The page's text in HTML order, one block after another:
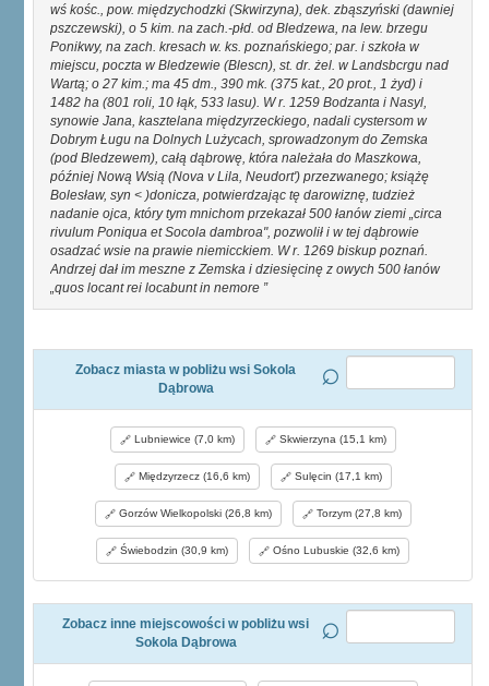
wś kośc., pow. międzychodzki (Skwirzyna), dek. zbąszyński (dawniej
pszczewski), o 5 kim. na zach.-płd. od Bledzewa, na lew. brzegu
Ponikwy, na zach. kresach w. ks. poznańskiego; par. i szkoła w
miejscu, poczta w Bledzewie (Blescn), st. dr. żel. w Landsbcrgu nad
Wartą; o 27 kim.; ma 45 dm., 390 mk. (375 kat., 20 prot., 1 żyd) i
1482 ha (801 roli, 10 łąk, 533 lasu). W r. 1259 Bodzanta i Nasyl,
synowie Jana, kasztelana międzyrzeckiego, nadali cystersom w
Dobrym Ługu na Dolnych Lużycach, sprowadzonym do Zemska
(pod Bledzewem), całą dąbrowę, która należała do Maszkowa,
później Nową Wsią (Nova v Lila, Neudort') przezwanego; książę
Bolesław, syn < )donicza, potwierdzając tę darowiznę, tudzież
nadanie ojca, który tym mnichom przekazał 500 łanów ziemi „circa
rivulum Poniqua et Socola dambroa", pozwolił i w tej dąbrowie
osadzać wsie na prawie niemicckiem. W r. 1269 biskup poznań.
Andrzej dał im meszne z Zemska i dziesięcinę z owych 500 łanów
„quos locant rei locabunt in nemore
Zobacz miasta w pobliżu wsi Sokola
Dąbrowa
Lubniewice (7,0 km) Skwierzyna (15,1 km)
Międzyrzecz (16,6 km) Sulęcin (17,1 km)
Gorzów Wielkopolski (26,8 km) Torzym (27,8 km)
Świebodzin (30,9 km) Ośno Lubuskie (32,6 km)
Zobacz inne miejscowości w pobliżu wsi
Sokola Dąbrowa